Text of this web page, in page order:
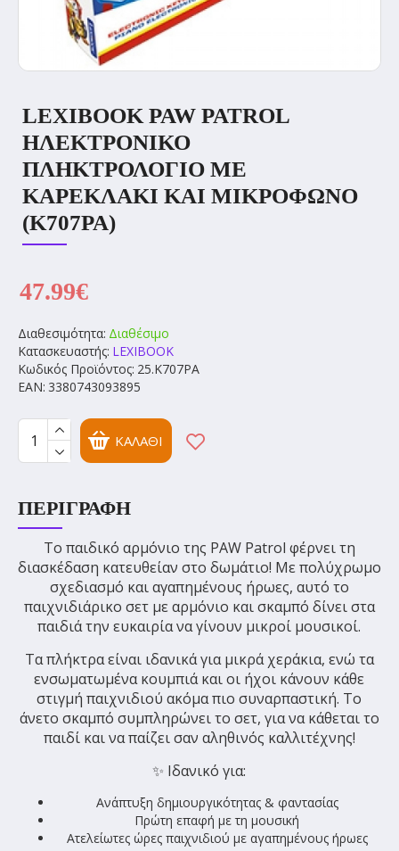
LEXIBOOK PAW PATROL
ΗΛΕΚΤΡΟΝΙΚΟ
ΠΛΗΚΤΡΟΛΟΓΙΟ ΜΕ
ΚΑΡΕΚΛΑΚΙ ΚΑΙ ΜΙΚΡΟΦΩΝΟ
(K707PA)
Διαθεσιμότητα: Διαθέσιμο
Κατασκευαστής: LEXIBOOK
Κωδικός Προϊόντος: 25.K707PA
EAN: 3380743093895
47.99€
ΚΑΛΆΘΙ
ΠΕΡΙΓΡΑΦΉ
Το παιδικό αρμόνιο της PAW Patrol φέρνει τη
διασκέδαση κατευθείαν στο δωμάτιο! Με πολύχρωμο
σχεδιασμό και αγαπημένους ήρωες, αυτό το
παιχνιδιάρικο σετ με αρμόνιο και σκαμπό δίνει στα
παιδιά την ευκαιρία να γίνουν μικροί μουσικοί.
Τα πλήκτρα είναι ιδανικά για μικρά χεράκια, ενώ τα
ενσωματωμένα κουμπιά και οι ήχοι κάνουν κάθε
στιγμή παιχνιδιού ακόμα πιο συναρπαστική. Το
άνετο σκαμπό συμπληρώνει το σετ, για να κάθεται το
παιδί και να παίζει σαν αληθινός καλλιτέχνης!
✨ Ιδανικό για:
Ανάπτυξη δημιουργικότητας & φαντασίας
Πρώτη επαφή με τη μουσική
Ατελείωτες ώρες παιχνιδιού με αγαπημένους ήρωες